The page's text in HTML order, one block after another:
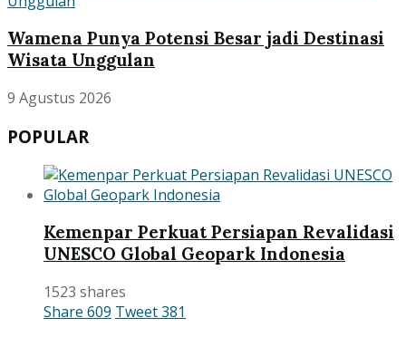
Wamena Punya Potensi Besar jadi Destinasi
Wisata Unggulan
9 Agustus 2026
POPULAR
Kemenpar Perkuat Persiapan Revalidasi
UNESCO Global Geopark Indonesia
1523 shares
Share 609 Tweet381